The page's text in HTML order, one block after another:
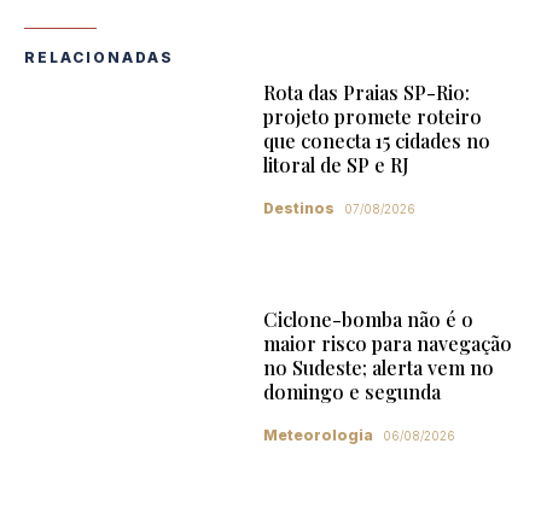
RELACIONADAS
Rota das Praias SP-Rio:
projeto promete roteiro
que conecta 15 cidades no
litoral de SP e RJ
Destinos 07/08/2026
Ciclone-bomba não é o
maior risco para navegação
no Sudeste; alerta vem no
domingo e segunda
Meteorologia 06/08/2026